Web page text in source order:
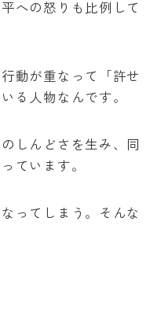
への怒りも比例して
動が重なって「許せ
る人物なんです。
しんどさを生み、同
ています。
ってしまう。そんな